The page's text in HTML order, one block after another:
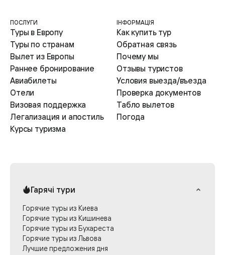
ПОСЛУГИ
Туры в Европу
Туры по странам
Вылет из Европы
Раннее бронирование
Авиабилеты
Отели
Визовая поддержка
Легализация и апостиль
Курсы туризма
ІНФОРМАЦІЯ
Как купить тур
Обратная связь
Почему мы
Отзывы туристов
Условия выезда/въезда
Проверка документов
Табло вылетов
Погода
Гарячі тури
Горячие туры из Киева
Горячие туры из Кишинева
Горячие туры из Бухареста
Горячие туры из Львова
Лучшие предложения дня